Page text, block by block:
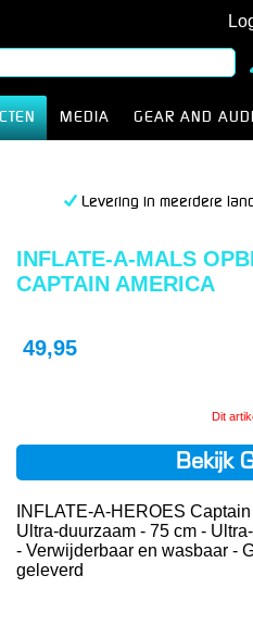
MEDIA GEAR AND
Levering in meerdere
INFLATE-A-MALS
CAPTAIN AMERICA
49,95
Dit
Bekijk
INFLATE-A-HEROES
Ultra-duurzaam - 75 cm -
- Verwijderbaar en wasbaar -
geleverd